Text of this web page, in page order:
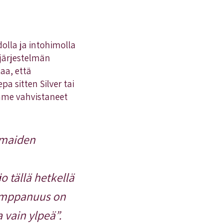
ja intohimolla
että
sitten Silver tai
vahvistaneet
tällä hetkellä
on
ylpeä”.